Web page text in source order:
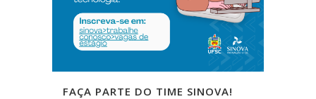
FAÇA PARTE DO TIME SINOVA!